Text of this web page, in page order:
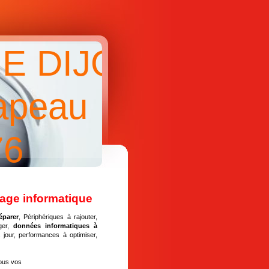
DIJON
informatique
, Périphériques à rajouter,
données informatiques à
performances à optimiser,
vos